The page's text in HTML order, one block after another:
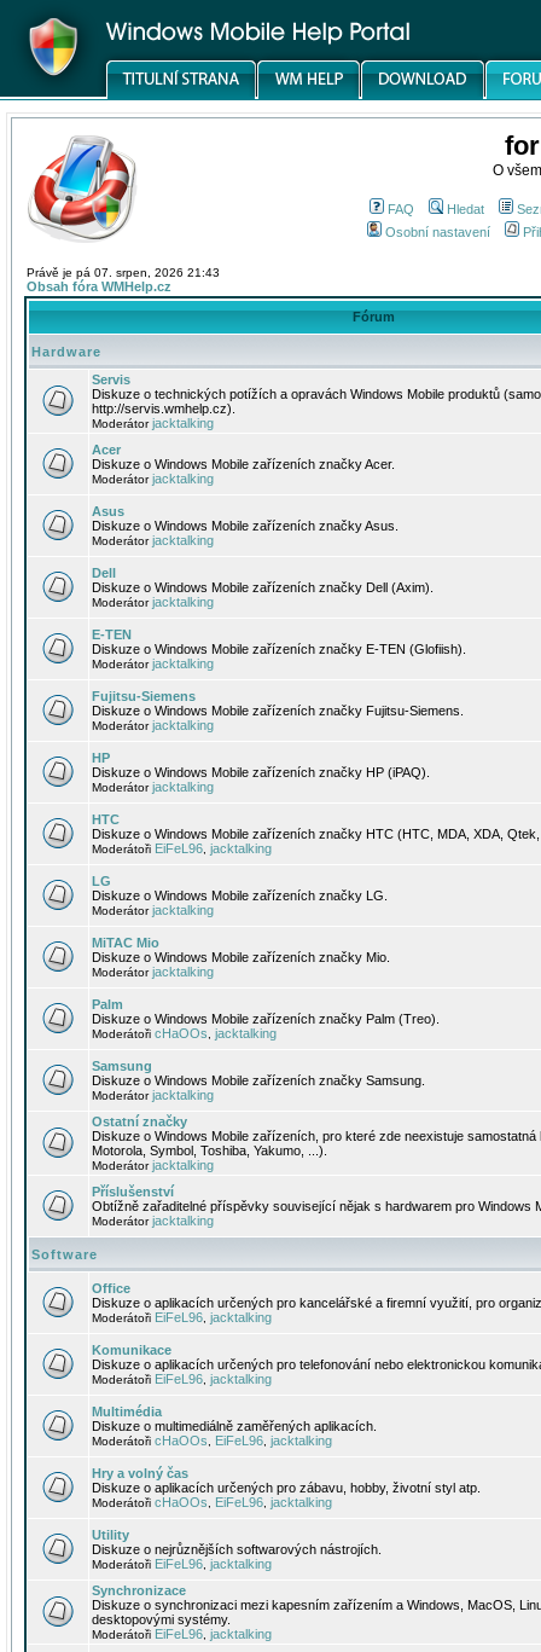
O
FAQ Hledat
Osobní nastavení
Právě je pá 07. srpen, 2026 21:43
Obsah fóra WMHelp.cz
Fórum
Hardware
Servis
Diskuze o technických potížích a opravách Windows Mobile produktů
http://servis.wmhelp.cz).
Moderátorjacktalking
Acer
Diskuze o Windows Mobile zařízeních značky Acer.
Moderátorjacktalking
Asus
Diskuze o Windows Mobile zařízeních značky Asus.
Moderátorjacktalking
Dell
Diskuze o Windows Mobile zařízeních značky Dell (Axim).
Moderátorjacktalking
E-TEN
Diskuze o Windows Mobile zařízeních značky E-TEN (Glofiish).
Moderátorjacktalking
Fujitsu-Siemens
Diskuze o Windows Mobile zařízeních značky Fujitsu-Siemens.
Moderátorjacktalking
HP
Diskuze o Windows Mobile zařízeních značky HP (iPAQ).
Moderátorjacktalking
HTC
Diskuze o Windows Mobile zařízeních značky HTC (HTC, MDA, XDA,
Moderátoři EiFeL96 jacktalking
LG
Diskuze o Windows Mobile zařízeních značky LG.
Moderátorjacktalking
MiTAC Mio
Diskuze o Windows Mobile zařízeních značky Mio.
Moderátorjacktalking
Palm
Diskuze o Windows Mobile zařízeních značky Palm (Treo).
Moderátoři cHaOOs jacktalking
Samsung
Diskuze o Windows Mobile zařízeních značky Samsung.
Moderátorjacktalking
Ostatní značky
Diskuze o Windows Mobile zařízeních, pro které zde neexistuje
Motorola, Symbol, Toshiba, Yakumo, ...).
Moderátorjacktalking
Příslušenství
Obtížně zařaditelné příspěvky související nějak s hardwarem pro Windows
Moderátorjacktalking
Software
Office
Diskuze o aplikacích určených pro kancelářské a firemní využití, pro
Moderátoři EiFeL96 jacktalking
Komunikace
Diskuze o aplikacích určených pro telefonování nebo elektronickou
Moderátoři EiFeL96 jacktalking
Multimédia
Diskuze o multimediálně zaměřených aplikacích.
Moderátoři cHaOOs EiFeL96 jacktalking
Hry a volný čas
Diskuze o aplikacích určených pro zábavu, hobby, životní styl atp.
Moderátoři cHaOOs EiFeL96 jacktalking
Utility
Diskuze o nejrůznějších softwarových nástrojích.
Moderátoři EiFeL96 jacktalking
Synchronizace
Diskuze o synchronizaci mezi kapesním zařízením a Windows, MacOS,
desktopovými systémy.
Moderátoři EiFeL96 jacktalking